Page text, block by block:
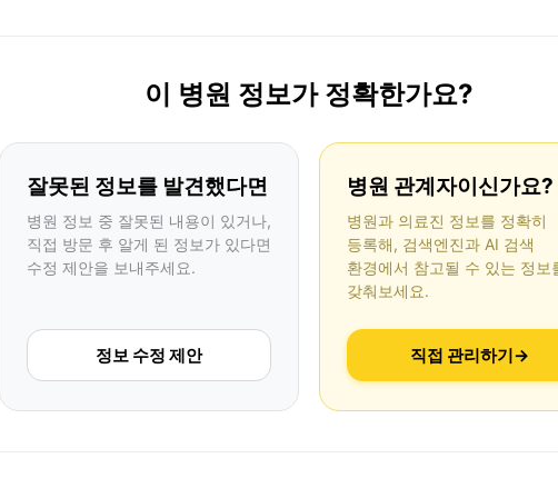
이 병원 정보가 정확한가요?
잘못된 정보를 발견했다면
병원 정보 중 잘못된 내용이 있거나,
직접 방문 후 알게 된 정보가 있다면
수정 제안을 보내주세요.
정보 수정 제안
병원 관계자이신가요?
병원과 의료진 정보를 정확히
등록해, 검색엔진과 AI 검색
환경에서 참고될 수 있는 정보
갖춰보세요.
직접 관리하기→